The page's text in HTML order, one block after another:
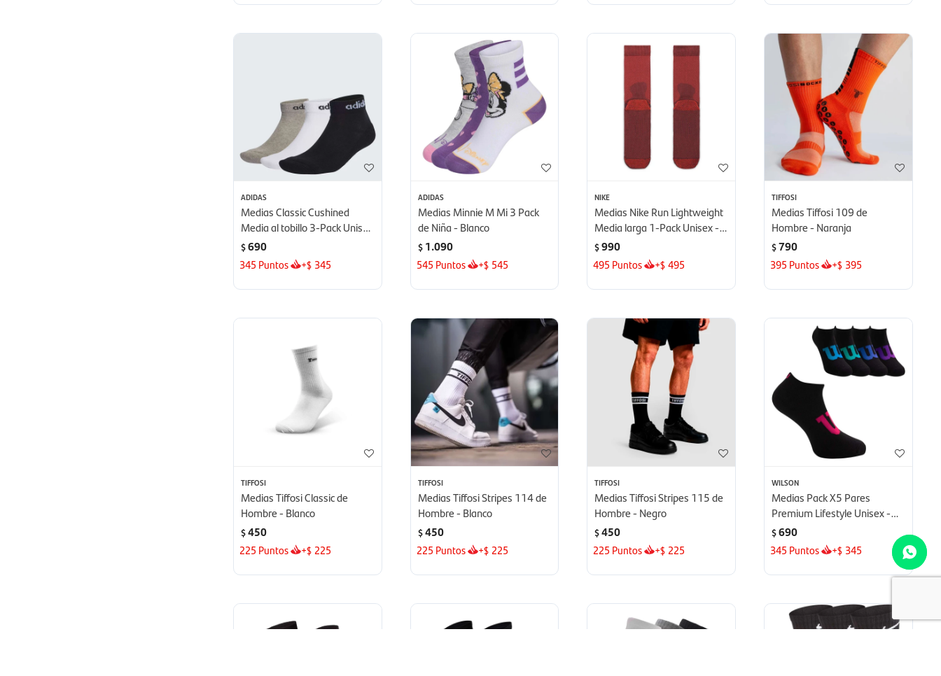
ADIDAS
Medias Classic Cushined
Media al tobillo 3-Pack Unisex
- Gris
$690
345 Puntos +$ 345
ADIDAS
Medias Minnie M Mi 3 Pack
de Niña - Blanco
$ 1.090
545 Puntos +$ 545
NIKE
Medias Nike Run Lightweight
Media larga 1-Pack Unisex -
Morado
$990
495 Puntos +$ 495
TIFFOSI
Medias Tiffosi 109 de
Hombre - Naranja
$790
395 Puntos +$ 395
TIFFOSI
Medias Tiffosi Classic de
Hombre - Blanco
$450
225 Puntos +$ 225
TIFFOSI
Medias Tiffosi Stripes 114 de
Hombre - Blanco
$450
225 Puntos +$ 225
TIFFOSI
Medias Tiffosi Stripes 115 de
Hombre - Negro
$450
225 Puntos +$ 225
WILSON
Medias Pack X5 Pares
Premium Lifestyle Unisex -
Negro
$690
345 Puntos +$ 345